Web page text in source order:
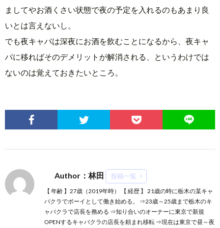
ましてやお酒くさい状態で夜の予定を入れるのもあまり良
いとは言えないし。
でも夜キャバは深夜にお酒を飲むことになるから、夜キャ
バに移ればそのデメリットが解消される、というわけでは
ないのは覚えておきたいところ。
Author：林田 投稿一覧
【 年齢 】27歳（2019年時） 【 経歴 】 21歳の時に栃木の某キャ
バクラでボーイとして働き始める。 ⇒23歳～25歳まで栃木のキ
ャバクラで店長を務める ⇒知り合いのオーナーに東京で新規
OPENするキャバクラの店長を頼まれ移転 ⇒現在は東京で昼～夜